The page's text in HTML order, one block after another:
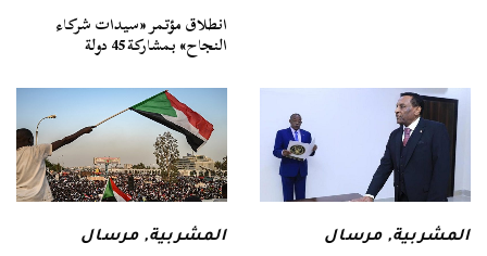
انطلاق مؤتمر «سيدات شركاء
النجاح» بمشاركة 45 دولة
المشربية,مرسال المشربية,مرسال